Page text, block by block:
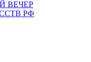
ВЕЧЕР
РФ